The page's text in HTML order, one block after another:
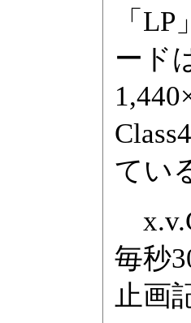
「
ード
てい
毎秒
止画